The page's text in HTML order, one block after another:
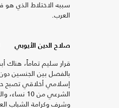
سببه الاختلاط الذي هو
العرب.
صلاح الدين الأيوبي
قرار سليم تماماً، هناك
بالفصل بين الجنسين
إسلامي أخلاقي تصبح
الشرعي
وشرف وكرامة الشباب